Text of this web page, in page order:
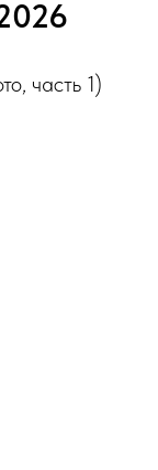
часть 1)